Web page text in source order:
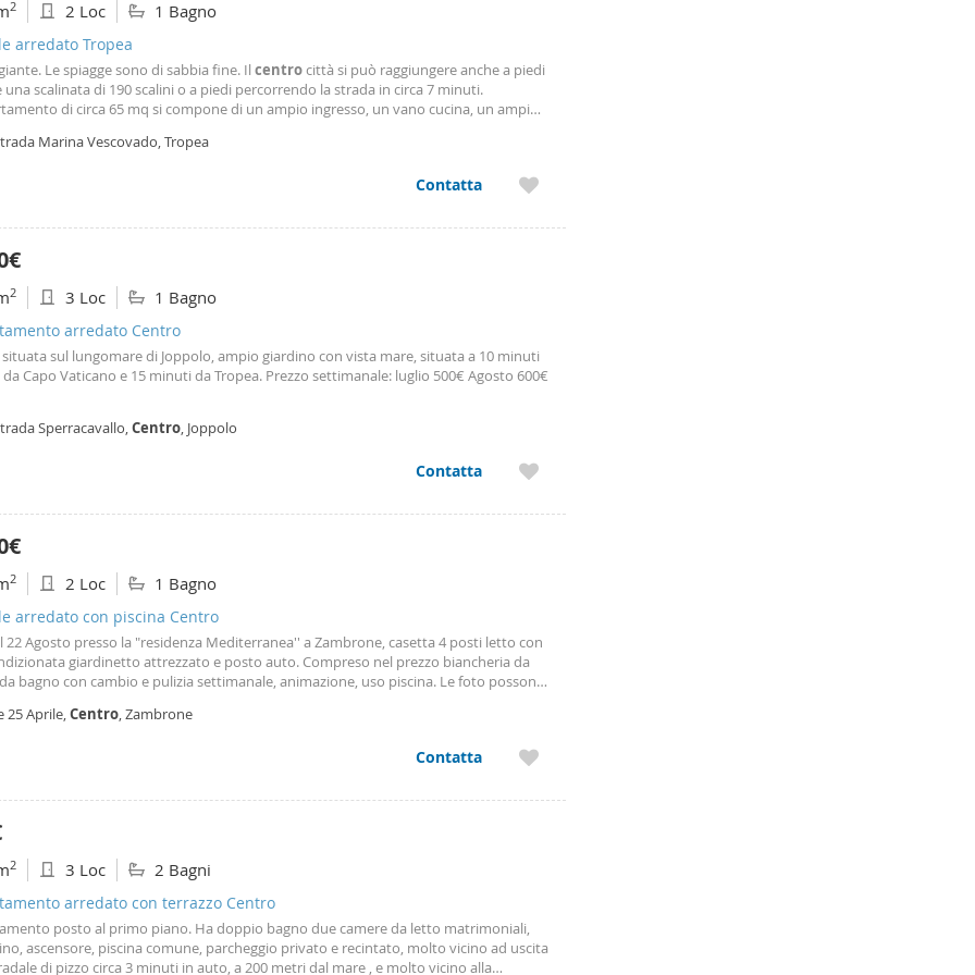
2 2 Loc 1 Bagno
arredato Tropea
Le spiagge sono di sabbia fine. Il centrocittà si può raggiungere anche a piedi
scalinata di 190 scalini o a piedi percorrendo la strada in circa 7 minuti.
di circa 65 mq si compone di un ampio ingresso, un vano cucina, un ampio
dispone di 5 posti letto di
Marina Vescovado, Tropea
Contatta
2 3 Loc 1 Bagno
arredato Centro
sul lungomare di Joppolo, ampio giardino con vista mare, situata a 10 minuti
Capo Vaticano e 15 minuti da Tropea. Prezzo settimanale: luglio 500€ Agosto 600€
Sperracavallo,Centro, Joppolo
Contatta
2 2 Loc 1 Bagno
arredato con piscina Centro
22 Agosto presso la "residenza Mediterranea'' a Zambrone, casetta 4 posti letto con
giardinetto attrezzato e posto auto. Compreso nel prezzo biancheria da
bagno con cambio e pulizia settimanale, animazione, uso piscina. Le foto possono
25 Aprile,Centro, Zambrone
Contatta
2 3 Loc 2 Bagni
arredato con terrazzo Centro
posto al primo piano. Ha doppio bagno due camere da letto matrimoniali,
ascensore, piscina comune, parcheggio privato e recintato, molto vicino ad uscita
di pizzo circa 3 minuti in auto, a 200 metri dal mare , e molto vicino alla